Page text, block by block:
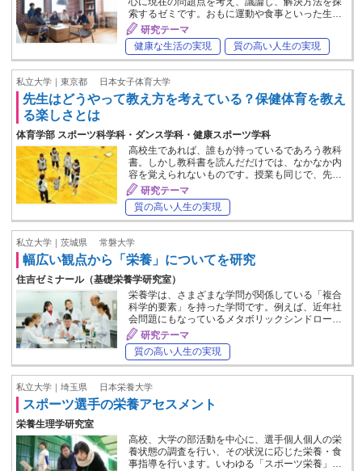
索するゼミです。おもに運動や食事といった生…
研究テーマ
健康な生活の実現
質の高い人生の実現
私立大学｜東京都 日本女子体育大学
先生はどうやって教え方を考えている？保健体育を教え
る楽しさとは
体育学部 スポーツ科学科・ダンス学科・健康スポーツ学科
高校生であれば、誰もが持っているであろう教科
書。しかし教科書を読んだだけでは、なかなか内
容を覚えられないものです。授業も同じで、先…
研究テーマ
質の高い人生の実現
私立大学｜茨城県 常磐大学
幅広い観点から「栄養」についてを研究
住吉ゼミナール（基礎栄養学研究室）
栄養学は、さまざまな学問が関係している「複合
科学的要素」を持った学問です。例えば、近年社
会問題にもなっているメタボリックシンドロー…
研究テーマ
質の高い人生の実現
私立大学｜埼玉県 日本栄養大学
スポーツ選手の栄養アセスメント
栄養生理学研究室
高校、大学の部活動を中心に、選手個人個人の栄
養状態の調査を行い、その状況に応じた栄養・食
事指導を行います。いわゆる「スポーツ栄養」…